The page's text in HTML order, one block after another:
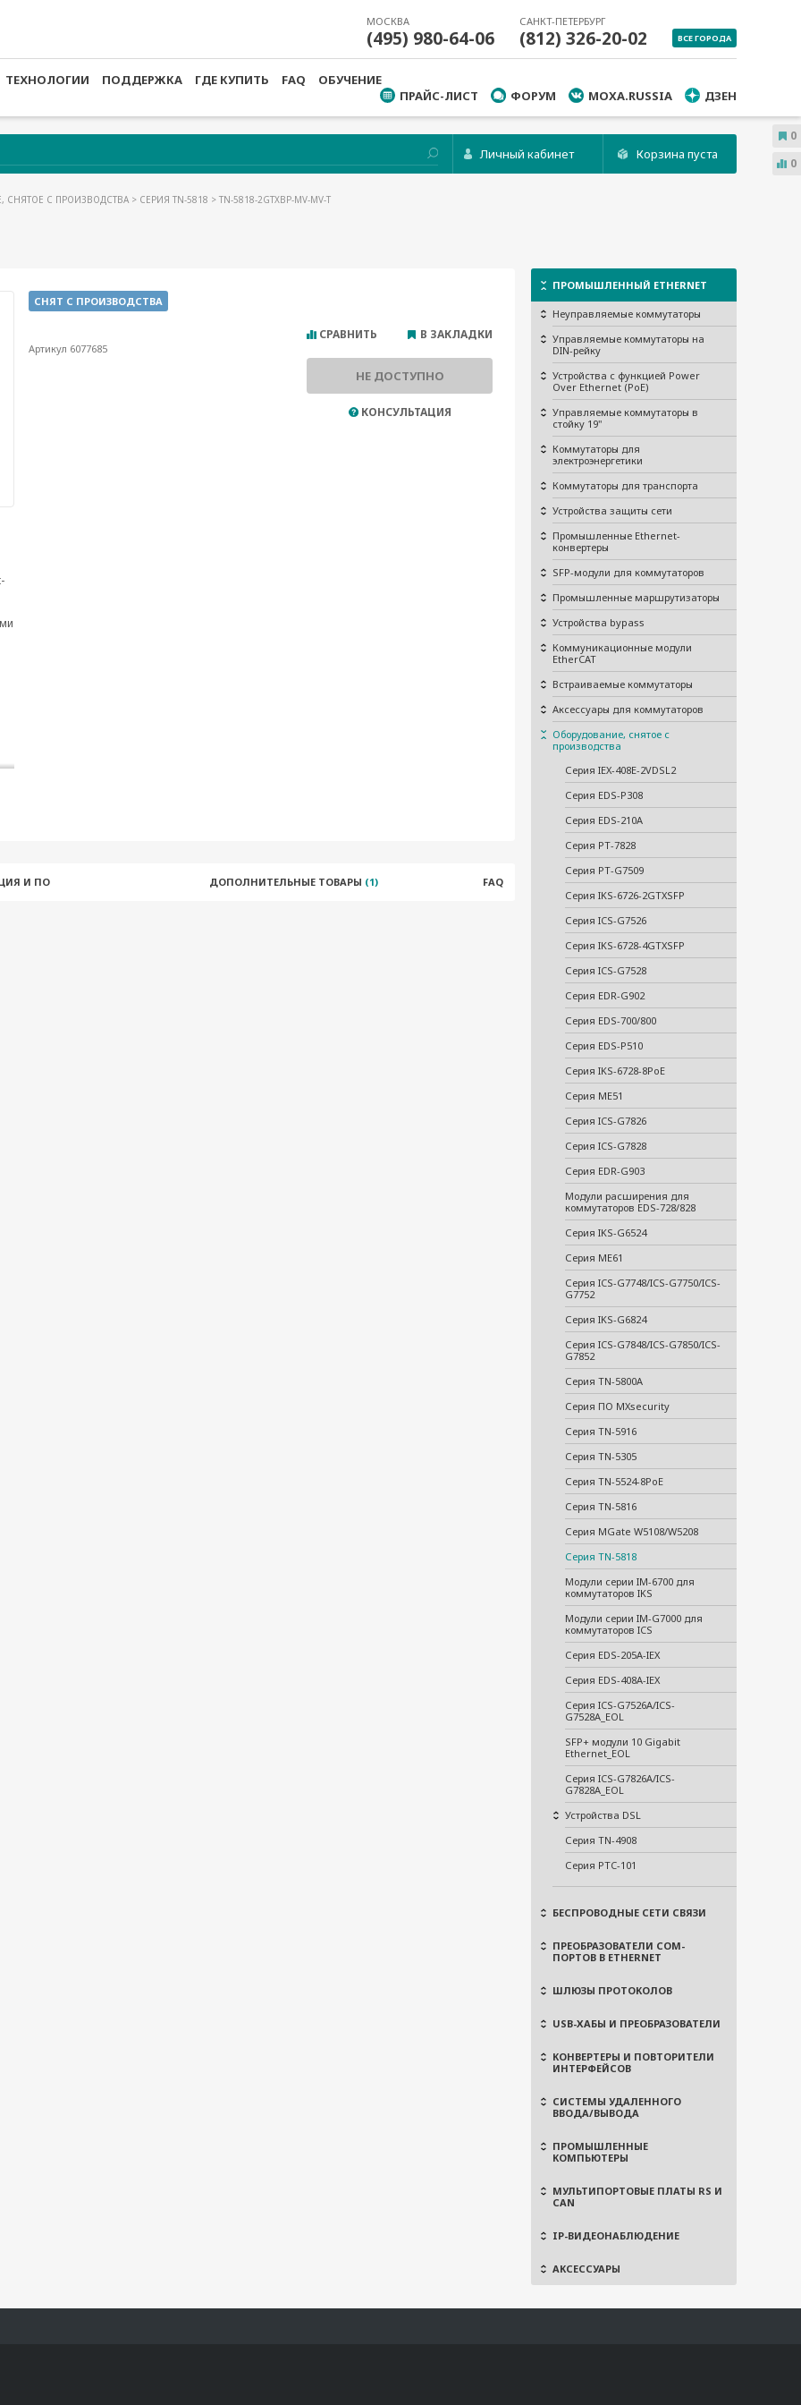
МОСКВА
(495) 980-64-06
САНКТ-ПЕТЕРБУРГ
(812) 326-20-02 ВСЕ ГОРОДА
ТЕХНОЛОГИИ ПОДДЕРЖКА ГДЕ КУПИТЬ FAQ
ОБУЧЕНИЕ
ПРАЙС-ЛИСТ
ФОРУМ MOXA.RUSSIA ДЗЕН
Личный кабинет Корзина пуста
СНЯТОЕ С ПРОИЗВОДСТВА > СЕРИЯ TN-5818 > TN-5818-2GTXBP-MV-MV-T
ПРОМЫШЛЕННЫЙ ETHERNET
Неуправляемые коммутаторы
Управляемые коммутаторы на
DIN-рейку
Устройства с функцией Power
Over Ethernet (PoE)
Управляемые коммутаторы в
стойку 19"
Коммутаторы для
электроэнергетики
Коммутаторы для транспорта
Устройства защиты сети
Промышленные Ethernet-
конвертеры
SFP-модули для коммутаторов
Промышленные маршрутизаторы
Устройства bypass
Коммуникационные модули
EtherCAT
Встраиваемые коммутаторы
Аксессуары для коммутаторов
Оборудование, снятое с
производства
Серия IEX-408E-2VDSL2
Серия EDS-P308
Серия EDS-210A
Серия PT-7828
Серия PT-G7509
Серия IKS-6726-2GTXSFP
Серия ICS-G7526
Серия IKS-6728-4GTXSFP
Серия ICS-G7528
Серия EDR-G902
Серия EDS-700/800
Серия EDS-P510
Серия IKS-6728-8PoE
Серия ME51
Серия ICS-G7826
Серия ICS-G7828
Серия EDR-G903
Модули расширения для
коммутаторов EDS-728/828
Серия IKS-G6524
Серия ME61
Серия ICS-G7748/ICS-G7750/ICS-
G7752
Серия IKS-G6824
Серия ICS-G7848/ICS-G7850/ICS-
G7852
Серия TN-5800A
Серия ПО MXsecurity
Серия TN-5916
Серия TN-5305
Серия TN-5524-8PoE
Серия TN-5816
Серия MGate W5108/W5208
Серия TN-5818
Модули серии IM-6700 для
коммутаторов IKS
Модули серии IM-G7000 для
коммутаторов ICS
Серия EDS-205A-IEX
Серия EDS-408A-IEX
Серия ICS-G7526A/ICS-
G7528A_EOL
SFP+ модули 10 Gigabit
Ethernet_EOL
Серия ICS-G7826A/ICS-
G7828A_EOL
Устройства DSL
Серия TN-4908
Серия PTC-101
БЕСПРОВОДНЫЕ СЕТИ СВЯЗИ
ПРЕОБРАЗОВАТЕЛИ COM-
ПОРТОВ В ETHERNET
ШЛЮЗЫ ПРОТОКОЛОВ
USB-ХАБЫ И ПРЕОБРАЗОВАТЕЛИ
КОНВЕРТЕРЫ И ПОВТОРИТЕЛИ
ИНТЕРФЕЙСОВ
СИСТЕМЫ УДАЛЕННОГО
ВВОДА/ВЫВОДА
ПРОМЫШЛЕННЫЕ
КОМПЬЮТЕРЫ
МУЛЬТИПОРТОВЫЕ ПЛАТЫ RS И
CAN
IP-ВИДЕОНАБЛЮДЕНИЕ
АКСЕССУАРЫ
СНЯТ С ПРОИЗВОДСТВА
Артикул 6077685
СРАВНИТЬ В ЗАКЛАДКИ
НЕ ДОСТУПНО
КОНСУЛЬТАЦИЯ
И ПО ДОПОЛНИТЕЛЬНЫЕ ТОВАРЫ (1) FAQ
0
0